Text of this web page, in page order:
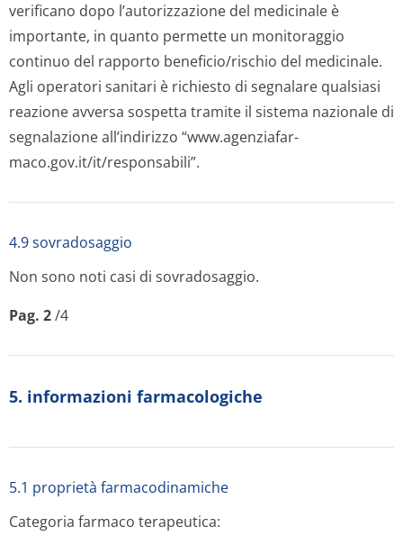
verificano dopo l’autorizzazione del medicinale è
importante, in quanto permette un monitoraggio
continuo del rapporto beneficio/rischio del medicinale.
Agli operatori sanitari è richiesto di segnalare qualsiasi
reazione avversa sospetta tramite il sistema nazionale di
segnalazione all’indirizzo “www.agenziafar­
maco.gov.it/it/res­ponsabili”.
4.9 sovradosaggio
Non sono noti casi di sovradosaggio.
Pag. 2/4
5. informazioni farmacologiche
5.1 proprietà farmacodinamiche
Categoria farmaco terapeutica: